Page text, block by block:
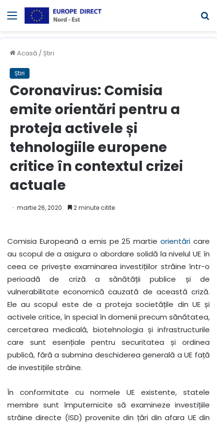
Meniul
Acasă / Știri
Știri
Coronavirus: Comisia
emite orientări pentru a
proteja activele și
tehnologiile europene
critice în contextul crizei
actuale
martie 26, 2020 2 minute citite
Comisia Europeană a emis pe 25 martieorientări care
au scopul de a asigura o abordare solidă la nivelul UE în
ceea ce privește examinarea investițiilor străine într-o
perioadă de criză a sănătății publice și de
vulnerabilitate economică cauzată de această criză.
Ele au scopul este de a proteja societățile din UE și
activele critice, în special în domenii precum sănătatea,
cercetarea medicală, biotehnologia și infrastructurile
care sunt esențiale pentru securitatea și ordinea
publică, fără a submina deschiderea generală a UE față
de investițiile străine.
În conformitate cu normele UE existente, statele
membre sunt împuternicite să examineze investițiile
străine directe (ISD) provenite din țări din afara UE din